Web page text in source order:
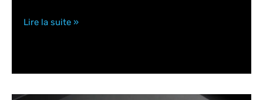
Lire la suite »